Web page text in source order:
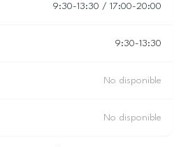
9:30-13:30 / 17:00-20:00
9:30-13:30
No disponible
No disponible